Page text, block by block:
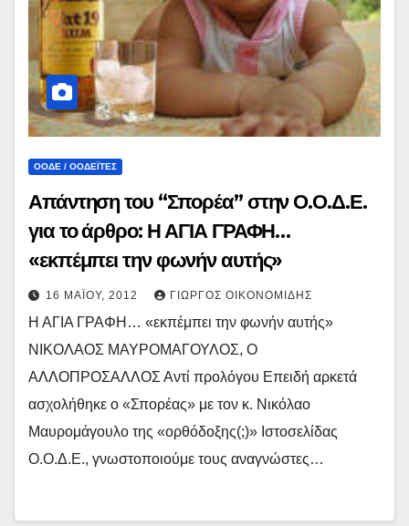
ΟΟΔΕ / ΟΟΔΕΪ́ΤΕΣ
Απάντηση του “Σπορέα” στην Ο.Ο.Δ.Ε.
για το άρθρο: Η ΑΓΙΑ ΓΡΑΦΗ…
«εκπέμπει την φωνήν αυτής»
16 ΜΑΪ́ΟΥ, 2012 ΓΙΏΡΓΟΣ ΟΙΚΟΝΟΜΊΔΗΣ
Η ΑΓΙΑ ΓΡΑΦΗ… «εκπέμπει την φωνήν αυτής»
ΝΙΚΟΛΑΟΣ ΜΑΥΡΟΜΑΓΟΥΛΟΣ, Ο
ΑΛΛΟΠΡΟΣΑΛΛΟΣ Αντί προλόγου Επειδή αρκετά
ασχολήθηκε ο «Σπορέας» με τον κ. Νικόλαο
Μαυρομάγουλο της «ορθόδοξης(;)» Ιστοσελίδας
Ο.Ο.Δ.Ε., γνωστοποιούμε τους αναγνώστες…